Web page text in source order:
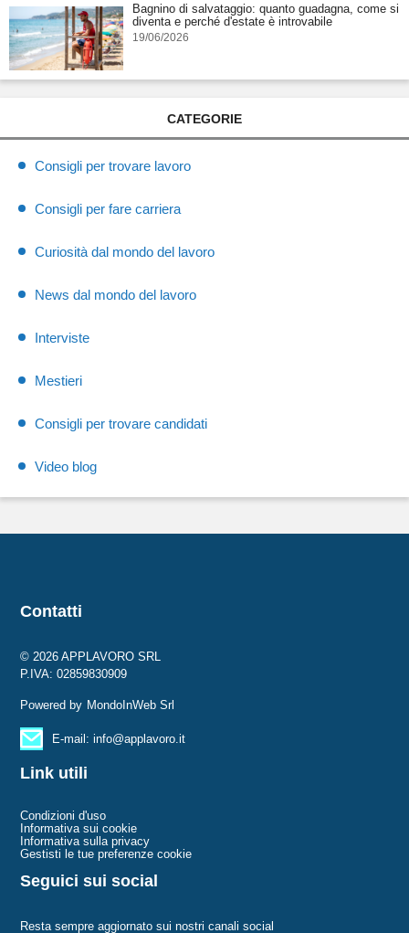
Bagnino di salvataggio: quanto guadagna, come si
diventa e perché d'estate è introvabile
19/06/2026
CATEGORIE
Consigli per trovare lavoro
Consigli per fare carriera
Curiosità dal mondo del lavoro
News dal mondo del lavoro
Interviste
Mestieri
Consigli per trovare candidati
Video blog
Contatti
© 2026 APPLAVORO SRL
P.IVA: 02859830909
Powered by MondoInWeb Srl
E-mail: info@applavoro.it
Link utili
Condizioni d'uso
Informativa sui cookie
Informativa sulla privacy
Gestisti le tue preferenze cookie
Seguici sui social
Resta sempre aggiornato sui nostri canali social